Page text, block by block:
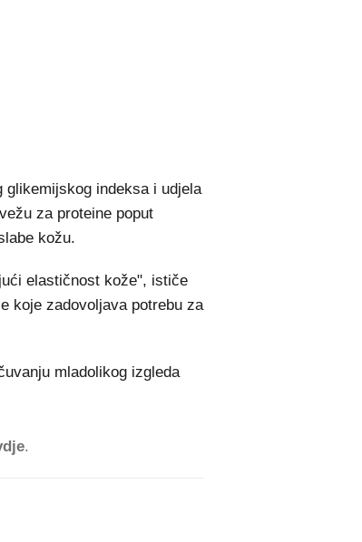
glikemijskog indeksa i udjela
za proteine poput
kožu.
elastičnost kože", ističe
koje zadovoljava potrebu za
mladolikog izgleda
.